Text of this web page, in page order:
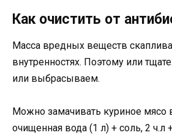
Как очистить от
Масса вредных веществ
внутренностях. Поэтому или
или выбрасываем.
Можно замачивать куриное мясо
очищенная вода (1 л) + соль, 2 ч.л